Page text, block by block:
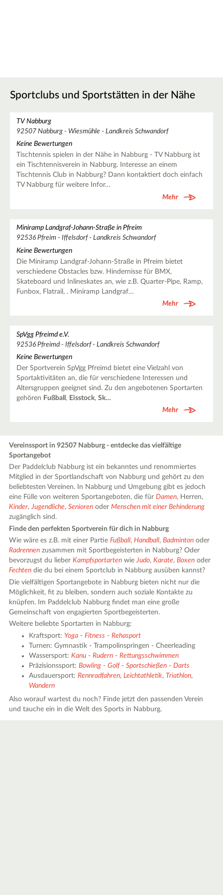
Sportclubs und Sportstätten in der Nähe
TV Nabburg
92507 Nabburg - Wiesmühle - Landkreis Schwandorf
Keine Bewertungen
Tischtennis spielen in der Nähe in Nabburg - TV Nabburg ist
ein Tischtennisverein in Nabburg. Interesse an einem
Tischtennis Club in Nabburg? Dann kontaktiert doch einfach
TV Nabburg für weitere Infor…
Mehr
Miniramp Landgraf-Johann-Straße in Pfreim
92536 Pfreim - Iffelsdorf - Landkreis Schwandorf
Keine Bewertungen
Die Miniramp Landgraf-Johann-Straße in Pfreim bietet
verschiedene Obstacles bzw. Hindernisse für BMX,
Skateboard und Inlineskates an, wie z.B. Quarter-Pipe, Ramp,
Funbox, Flatrail, . Miniramp Landgraf…
Mehr
SpVgg Pfreimd e.V.
92536 Pfreimd - Iffelsdorf - Landkreis Schwandorf
Keine Bewertungen
Der Sportverein SpVgg Pfreimd bietet eine Vielzahl von
Sportaktivitäten an, die für verschiedene Interessen und
Altersgruppen geeignet sind. Zu den angebotenen Sportarten
gehören Fußball , Eisstock, Sk…
Mehr
Vereinssport in 92507 Nabburg - entdecke das vielfältige
Sportangebot
Der Paddelclub Nabburg ist ein bekanntes und renommiertes
Mitglied in der Sportlandschaft von Nabburg und gehört zu den
beliebtesten Vereinen. In Nabburg und Umgebung gibt es jedoch
eine Fülle von weiteren Sportangeboten, die fürDamen, Herren,
Kinder,Jugendliche,Senioren oderMenschen mit einer Behinderung
zugänglich sind.
Finde den perfekten Sportverein für dich in Nabburg
Wie wäre es z.B. mit einer PartieFußball,Handball,Badminton oder
Radrennen zusammen mit Sportbegeisterten in Nabburg? Oder
bevorzugst du lieberKampfsportarten wieJudo,Karate,Boxen oder
Fechten die du bei einem Sportclub in Nabburg ausüben kannst?
Die vielfältigen Sportangebote in Nabburg bieten nicht nur die
Möglichkeit, fit zu bleiben, sondern auch soziale Kontakte zu
knüpfen. Im Paddelclub Nabburg findet man eine große
Gemeinschaft von engagierten Sportbegeisterten.
Weitere beliebte Sportarten in Nabburg:
Kraftsport: Yoga -Fitness -Rehasport
Turnen: Gymnastik - Trampolinspringen - Cheerleading
Wassersport:Kanu -Rudern -Rettungsschwimmen
Präzisionssport:Bowling -Golf-Sportschießen -Darts
Ausdauersport:Rennradfahren,Leichtathletik,Triathlon,
Wandern
Also worauf wartest du noch? Finde jetzt den passenden Verein
und tauche ein in die Welt des Sports in Nabburg.